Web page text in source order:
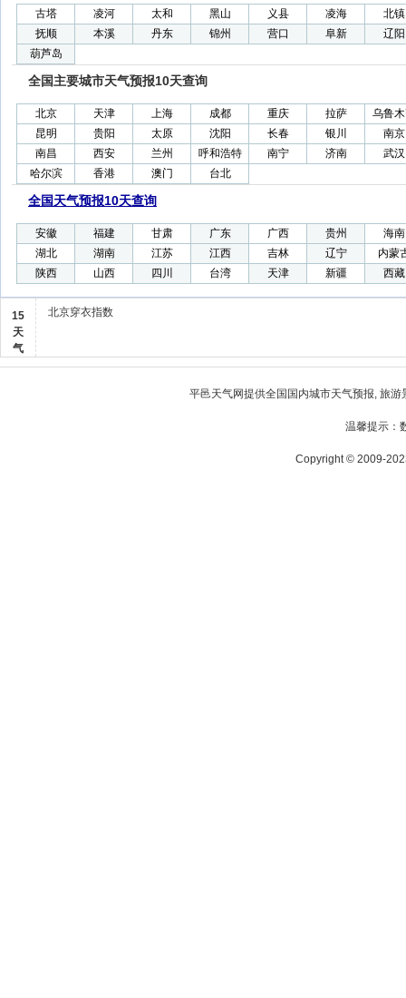
古塔 凌河 太和 黑山 义县 凌海
北镇
抚顺
本溪 丹东 锦州 营口 阜新
辽阳
葫芦岛
全国主要城市天气预报10天查询
北京 天津 上海 成都 重庆 拉萨
乌鲁
昆明
贵阳 太原 沈阳 长春 银川
南京
南昌
西安 兰州 呼和浩特 南宁 济南
武汉
哈尔滨
香港 澳门 台北
全国天气预报10天查询
安徽 福建 甘肃 广东 广西 贵州
海南
湖北
湖南 江苏 江西 吉林 辽宁
内蒙
陕西
山西 四川 台湾 天津 新疆 西藏
15
天
气
北京穿衣指数
平邑天气网提供全国国内城市天气预报, 旅游
温馨提示：
Copyright © 2009-